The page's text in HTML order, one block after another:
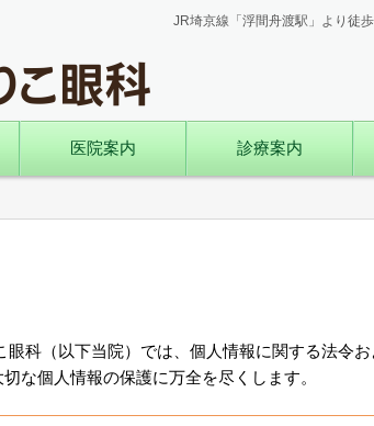
JR埼京線「浮間舟渡駅」より徒
医院案内 診療案内
科（以下当院）では、個人情報に関する法令お
な個人情報の保護に万全を尽くします。